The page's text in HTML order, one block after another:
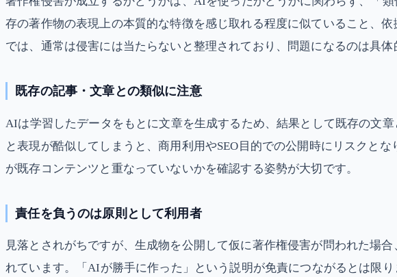
存の著作物の表現上の本質的な特徴を感じ取れる程度に似ていること、
では、通常は侵害には当たらないと整理されており、問題になるのは具体
既存の記事・文章との類似に注意
AIは学習したデータをもとに文章を生成するため、結果として既存の文
と表現が酷似してしまうと、商用利用やSEO目的での公開時にリスクと
が既存コンテンツと重なっていないかを確認する姿勢が大切です。
責任を負うのは原則として利用者
見落とされがちですが、生成物を公開して仮に著作権侵害が問われた場
れています。「AIが勝手に作った」という説明が免責につながるとは限